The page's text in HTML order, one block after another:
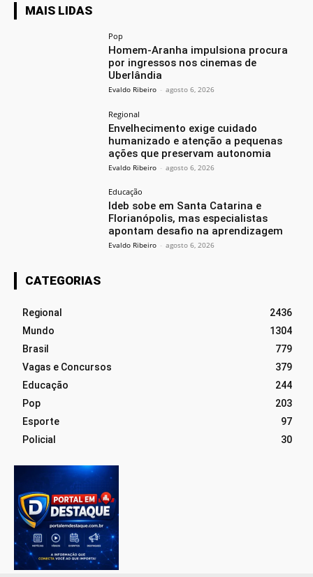
MAIS LIDAS
Pop
Homem-Aranha impulsiona procura
por ingressos nos cinemas de
Uberlândia
Evaldo Ribeiro - agosto 6, 2026
Regional
Envelhecimento exige cuidado
humanizado e atenção a pequenas
ações que preservam autonomia
Evaldo Ribeiro - agosto 6, 2026
Educação
Ideb sobe em Santa Catarina e
Florianópolis, mas especialistas
apontam desafio na aprendizagem
Evaldo Ribeiro - agosto 6, 2026
CATEGORIAS
Regional
2436
Mundo
1304
Brasil
779
Vagas e Concursos
379
Educação
244
Pop
203
Esporte
97
Policial
30